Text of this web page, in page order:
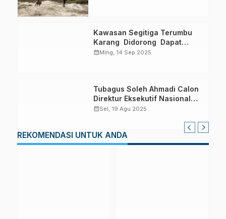
Kawasan Segitiga Terumbu
Karang Didorong Dapat
Pendanaan Berkelanjutan
calendar_monthMing, 14 Sep 2025
Tubagus Soleh Ahmadi Calon
Direktur Eksekutif Nasional
WALHI
calendar_monthSel, 19 Agu 2025
REKOMENDASI UNTUK ANDA